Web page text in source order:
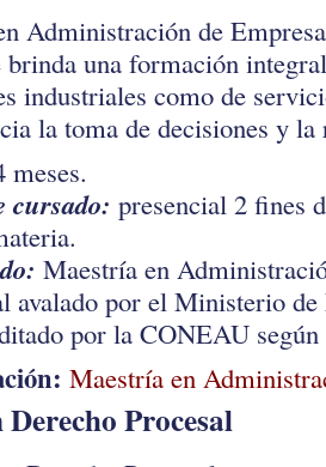
Administración de
brinda una formación
industriales como de
la toma de decisiones y la
meses.
cursado: presencial 2 fines
Maestría en
avalado por el Ministerio de
por la CONEAU según
Maestría en
Procesal